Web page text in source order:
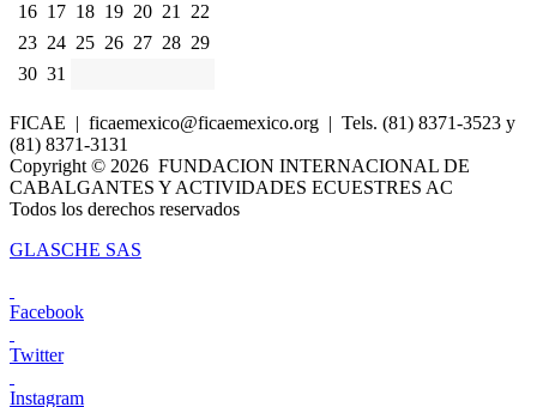
16 17 18 19 20 21 22
23 24 25 26 27 28 29
30 31
FICAE | ficaemexico@ficaemexico.org | Tels. (81) 8371-3523 y
(81) 8371-3131
Copyright © 2026 FUNDACION INTERNACIONAL DE
CABALGANTES Y ACTIVIDADES ECUESTRES AC
Todos los derechos reservados
GLASCHE SAS
Facebook
Twitter
Instagram